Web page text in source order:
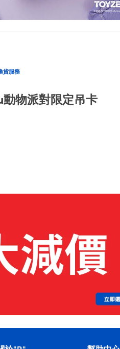
貨服務
物派對限定吊卡